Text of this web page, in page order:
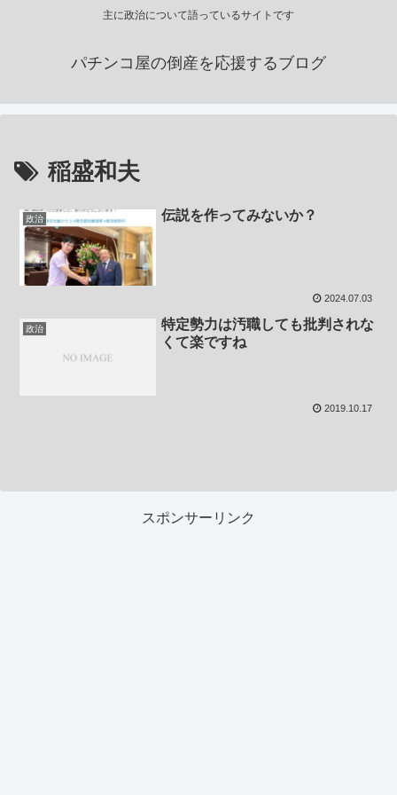
主に政治について語っているサイトです
パチンコ屋の倒産を応援するブログ
稲盛和夫
政治 伝説を作ってみないか？
2024.07.03
政治
特定勢力は汚職しても批判されな
くて楽ですね
2019.10.17
スポンサーリンク